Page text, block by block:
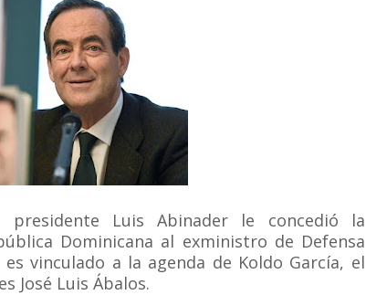
presidente Luis Abinader le concedió la
Dominicana al exministro de Defensa
vinculado a la agenda de Koldo García, el
José Luis Ábalos.